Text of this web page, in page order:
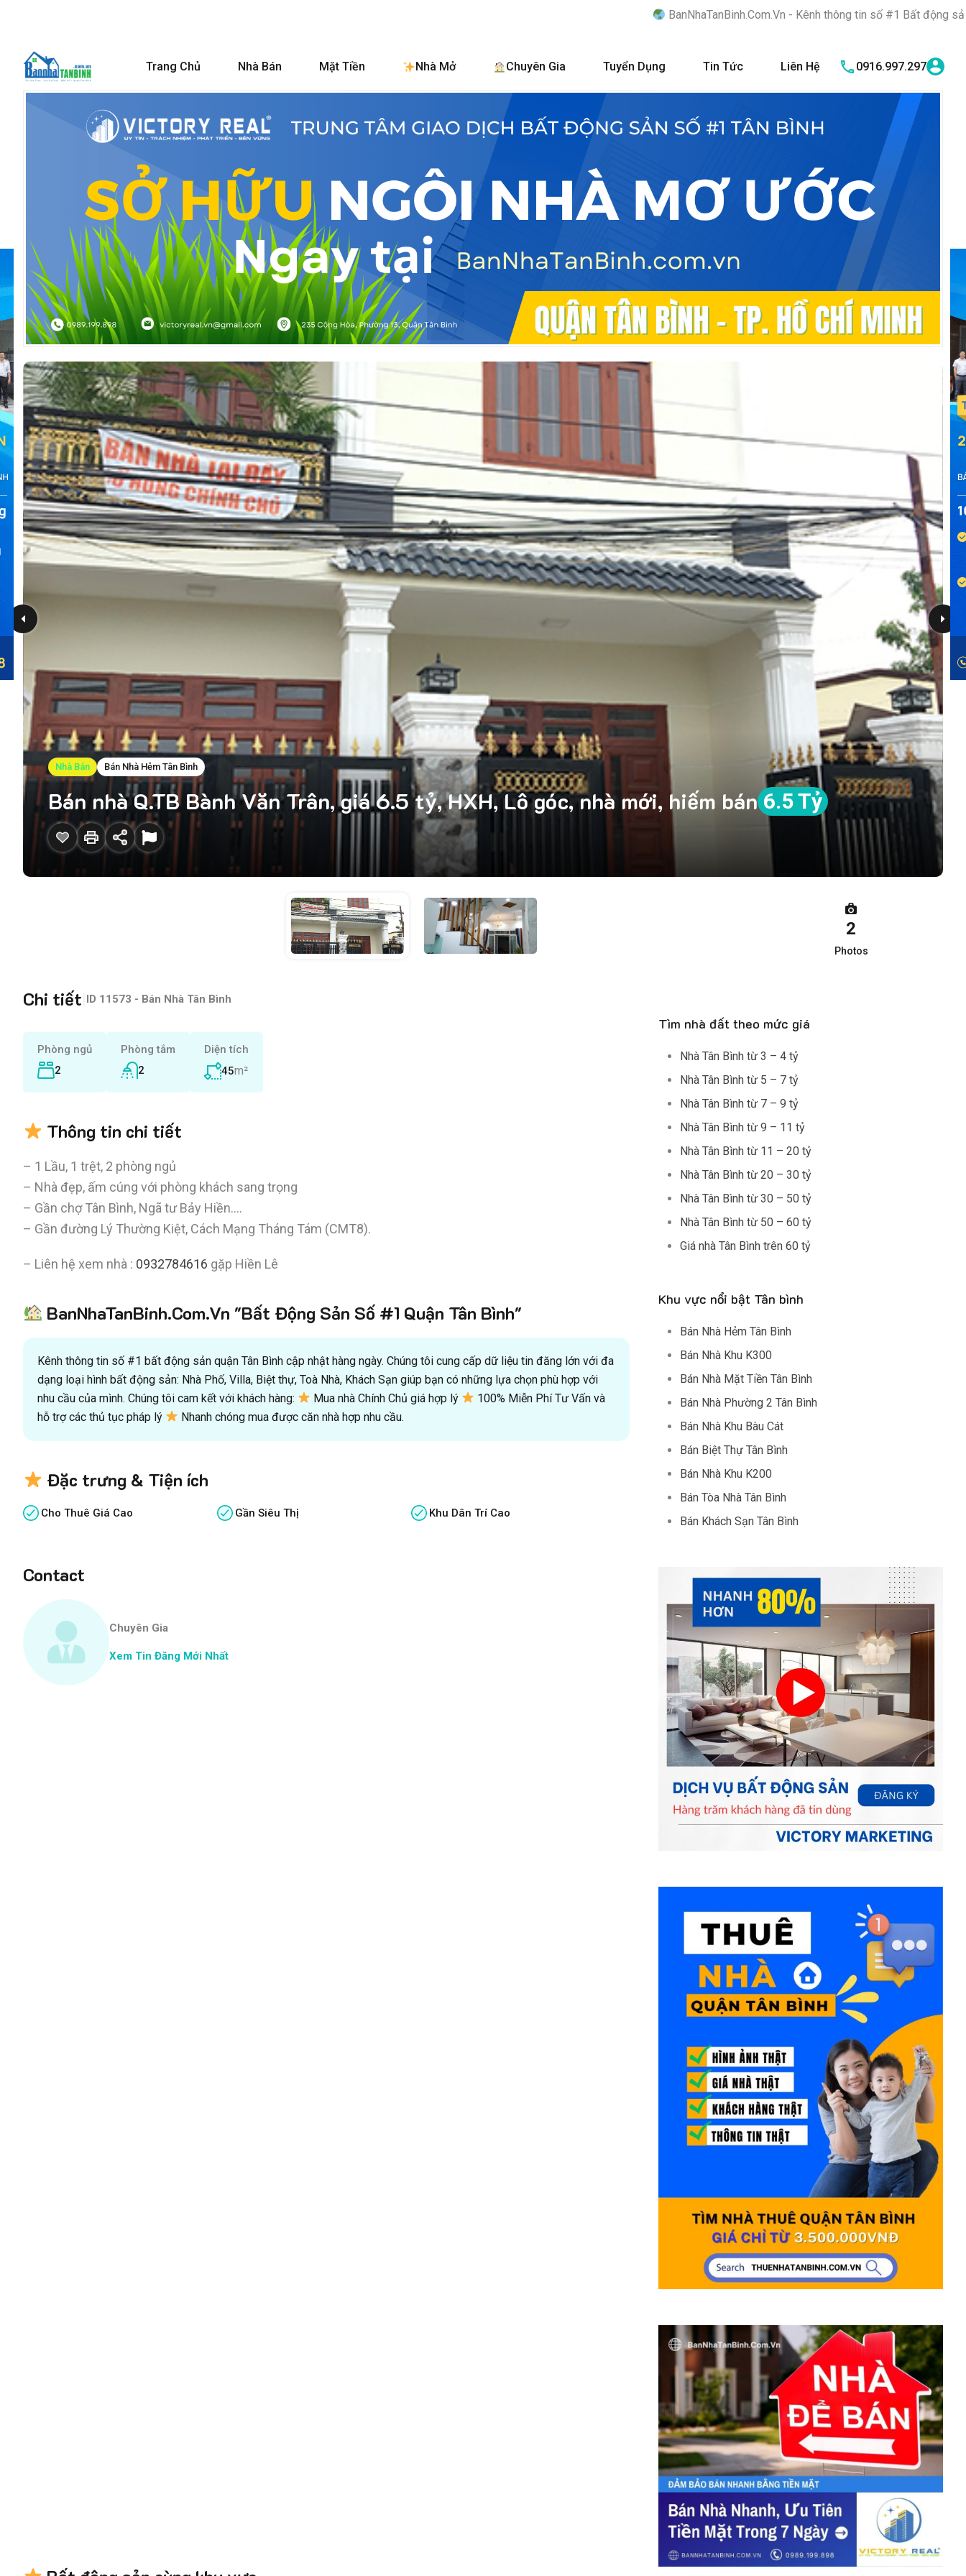
BanNhaTanBinh.Com.Vn - Kênh thông tin số #1 Bất động sản quận Tân Bình
Trang Chủ Nhà Bán Mặt Tiền Nhà Mở Chuyên Gia Tuyển Dụng Tin Tức Liên Hệ 0916.997.297
Nhà Bán Bán Nhà Hẻm Tân Bình
Bán nhà Q.TB Bành Văn Trân, giá 6.5 tỷ, HXH, Lô góc, nhà mới, hiếm bán 6.5 Tỷ
2
Photos
Chi tiết ID 11573 - Bán Nhà Tân Bình
Phòng ngủ
2
Phòng tắm
2
Diện tích
45m²
Thông tin chi tiết
– 1 Lầu, 1 trệt, 2 phòng ngủ
– Nhà đẹp, ấm cúng với phòng khách sang trọng
– Gần chợ Tân Bình, Ngã tư Bảy Hiền….
– Gần đường Lý Thường Kiệt, Cách Mạng Tháng Tám (CMT8).
– Liên hệ xem nhà : 0932784616 gặp Hiền Lê
BanNhaTanBinh.Com.Vn "Bất Động Sản Số #1 Quận Tân Bình"
Kênh thông tin số #1 bất động sản quận Tân Bình cập nhật hàng ngày. Chúng tôi cung cấp dữ liệu tin đăng lớn với đa
dạng loại hình bất động sản: Nhà Phố, Villa, Biệt thự, Toà Nhà, Khách Sạn giúp bạn có những lựa chọn phù hợp với
nhu cầu của mình. Chúng tôi cam kết với khách hàng:
Mua nhà Chính Chủ giá hợp lý
100% Miễn Phí Tư Vấn và
hỗ trợ các thủ tục pháp lý
Nhanh chóng mua được căn nhà hợp nhu cầu.
Đặc trưng & Tiện ích
Cho Thuê Giá Cao Gần Siêu Thị Khu Dân Trí Cao
Contact
Chuyên Gia
Xem Tin Đăng Mới Nhất
Tìm nhà đất theo mức giá
Nhà Tân Bình từ 3 – 4 tỷ
Nhà Tân Bình từ 5 – 7 tỷ
Nhà Tân Bình từ 7 – 9 tỷ
Nhà Tân Bình từ 9 – 11 tỷ
Nhà Tân Bình từ 11 – 20 tỷ
Nhà Tân Bình từ 20 – 30 tỷ
Nhà Tân Bình từ 30 – 50 tỷ
Nhà Tân Bình từ 50 – 60 tỷ
Giá nhà Tân Bình trên 60 tỷ
Khu vực nổi bật Tân bình
Bán Nhà Hẻm Tân Bình
Bán Nhà Khu K300
Bán Nhà Mặt Tiền Tân Bình
Bán Nhà Phường 2 Tân Bình
Bán Nhà Khu Bàu Cát
Bán Biệt Thự Tân Bình
Bán Nhà Khu K200
Bán Tòa Nhà Tân Bình
Bán Khách Sạn Tân Bình